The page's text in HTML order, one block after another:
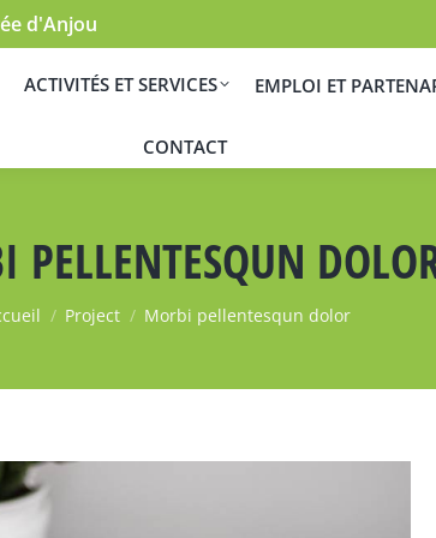
d'Anjou
ACTIVITÉS ET SERVICES EMPLOI ET
CONTACT
PELLENTESQUN
êtes ici :
Project Morbi pellentesqun dolor